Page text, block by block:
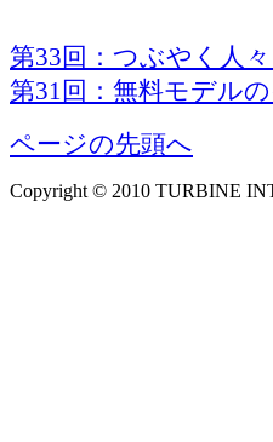
第33回：つぶやく人
第31回：無料モデル
ページの先頭へ
Copyright © 2010 TURBINE